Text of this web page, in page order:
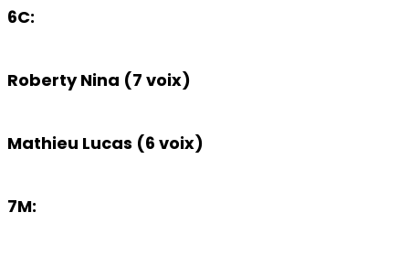
6C:
Roberty Nina (7 voix)
Mathieu Lucas (6 voix)
7M: